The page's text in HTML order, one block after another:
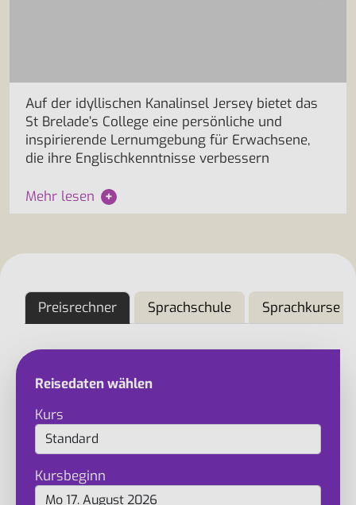
Auf der idyllischen Kanalinsel Jersey bietet das
St Brelade’s College eine persönliche und
inspirierende Lernumgebung für Erwachsene,
die ihre Englischkenntnisse verbessern
Mehr lesen +
Preisrechner Sprachschule Sprachkurse
Reisedaten wählen
Kurs
Kursbeginn